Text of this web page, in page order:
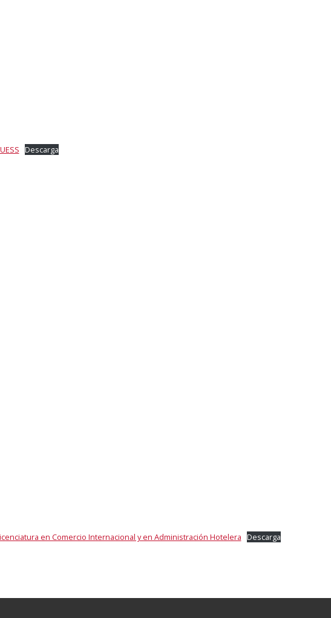
Descarga
en Comercio Internacional y en Administración Hotelera Descarga